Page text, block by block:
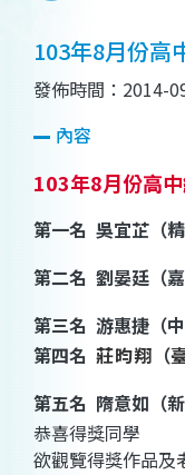
103年8月份高
發佈時間：2014-
內容
103年8月份高
第一名 吳宜芷 （
第二名 劉晏廷（
第三名 游惠捷（
第四名 莊昀翔 （
第五名 隋意如（
恭喜得獎同學
欲觀覽得獎作品及